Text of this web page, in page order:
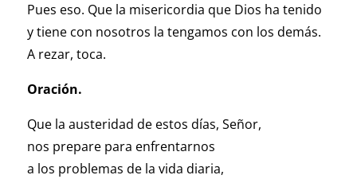
Pues eso. Que la misericordia que Dios ha tenido
y tiene con nosotros la tengamos con los demás.
A rezar, toca.
Oración.
Que la austeridad de estos días, Señor,
nos prepare para enfrentarnos
a los problemas de la vida diaria,